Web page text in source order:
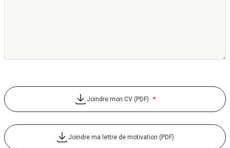
Joindre mon CV (PDF) *
Joindre ma lettre de motivation (PDF)